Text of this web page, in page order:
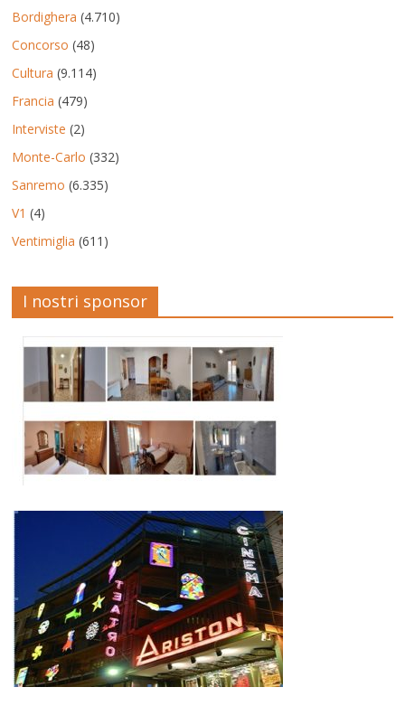
Bordighera (4.710)
Concorso (48)
Cultura (9.114)
Francia (479)
Interviste (2)
Monte-Carlo (332)
Sanremo (6.335)
V1 (4)
Ventimiglia (611)
I nostri sponsor